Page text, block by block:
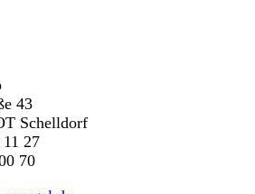
43
Schelldorf
27
70